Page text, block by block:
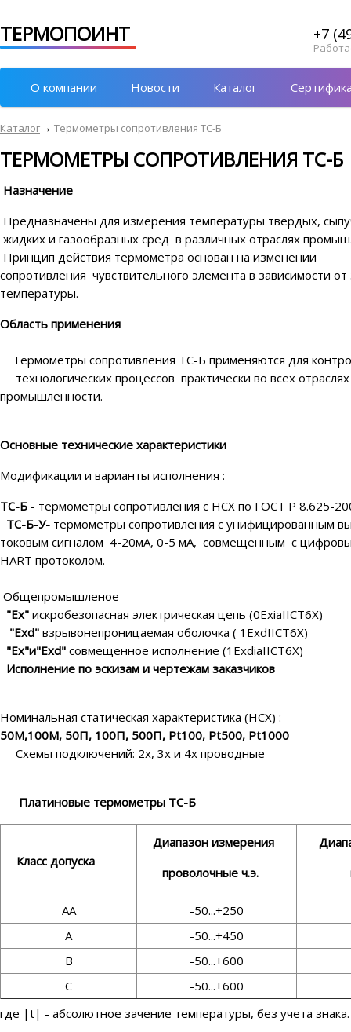
ТЕРМОПОИНТ +7
О компании Новости Каталог
Каталог→ Термометры сопротивления ТС-Б
ТЕРМОМЕТРЫ СОПРОТИВЛЕНИЯ ТС-Б
Предназначены для измерения
жидких и газообразных сред в различных отраслях
Принцип действия термометра основан на изменении
сопротивления чувствительного элемента в зависимости
температуры.
Область
Термометры сопротивления ТС-Б применяются
технологических процессов практически во всех отраслях
Основные технические характеристики
Модификации и варианты исполнения :
ТС-Б - термометры сопротивления с НСХ по ГОСТ Р
ТС-Б-У- термометры сопротивления с унифицированным
токовым сигналом 4-20мА, 0-5 мА, совмещенным с
HART
"Ех" искробезопасная электрическая цепь
"Exd" взрывонепроницаемая оболочка (
"Ех"и"Exd" совмещенное исполнение
Исполнение по эскизам и чертежам заказчиков
Номинальная
50М,100М, 50П, 100П, 500П, Pt100, Pt500, Pt1000
Схемы подключений: 2х, 3х и 4х проводные
Платиновые термометры ТС-Б
Класс допуска
Диапазон измерения
проволочные ч.э.
АА
-50...+250
А
-50...+450
В
-50...+600
С
-50...+600
где |t| - абсолютное зачение температуры, без учета знака.